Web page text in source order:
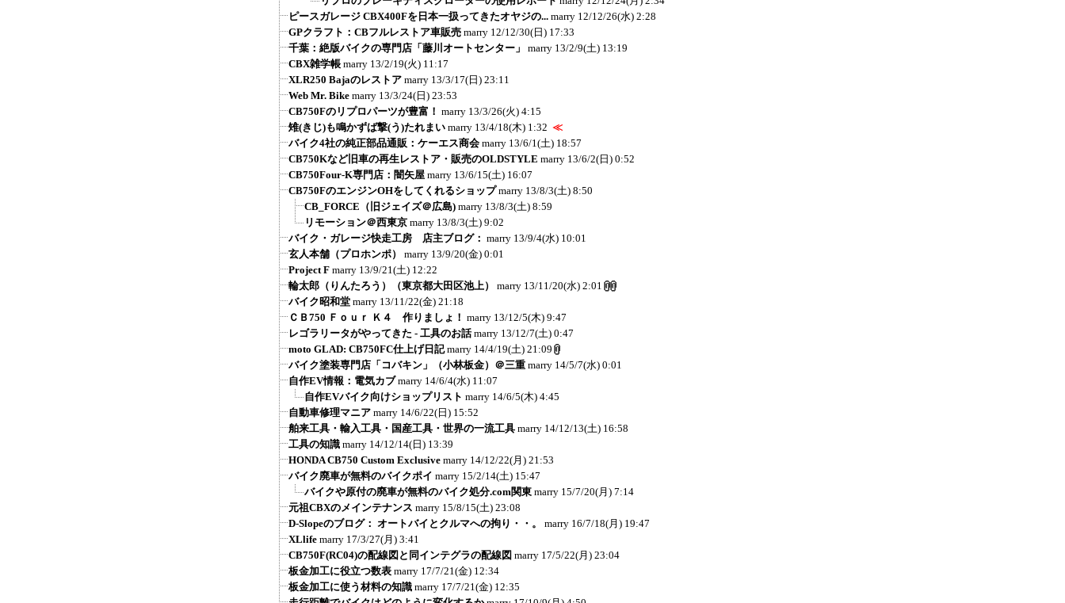
ピースガレージ CBX400Fを日本一扱ってきたオヤジの... marry 12/12/26(水) 2:28
GPクラフト：CBフルレストア車販売 marry 12/12/30(日) 17:33
千葉：絶版バイクの専門店「藤川オートセンター」
marry 13/2/9(土) 13:19
CBX雑学帳 marry 13/2/19(火) 11:17
XLR250 Bajaのレストア marry 13/3/17(日) 23:11
Web Mr. Bike marry 13/3/24(日) 23:53
CB750Fのリプロパーツが豊富！ marry 13/3/26(火) 4:15
雉(きじ)も鳴かずば撃(う)たれまい marry 13/4/18(木) 1:32 ≪
バイク4社の純正部品通販：ケーエス商会 marry 13/6/1(土) 18:57
CB750Kなど旧車の再生レストア・販売のOLDSTYLE marry 13/6/2(日) 0:52
CB750Four-K専門店：闇矢屋 marry 13/6/15(土) 16:07
CB750FのエンジンOHをしてくれるショップ marry 13/8/3(土) 8:50
CB_FORCE（旧ジェイズ＠広島) marry 13/8/3(土) 8:59
リモーション＠西東京 marry 13/8/3(土) 9:02
バイク・ガレージ快走工房 店主ブログ： marry 13/9/4(水) 10:01
玄人本舗（プロホンポ）
marry 13/9/20(金) 0:01
Project F marry 13/9/21(土) 12:22
輪太郎（りんたろう）（東京都大田区池上）
marry 13/11/20(水) 2:01
バイク昭和堂 marry 13/11/22(金) 21:18
ＣＢ750 Ｆｏｕｒ Ｋ４ 作りましょ！ marry 13/12/5(木) 9:47
レゴラリータがやってきた - 工具のお話 marry 13/12/7(土) 0:47
moto GLAD: CB750FC仕上げ日記 marry 14/4/19(土) 21:09
バイク塗装専門店「コバキン」（小林板金）＠三重 marry 14/5/7(水) 0:01
自作EV情報：電気カブ marry 14/6/4(水) 11:07
自作EVバイク向けショップリスト marry 14/6/5(木) 4:45
自動車修理マニア marry 14/6/22(日) 15:52
舶来工具・輸入工具・国産工具・世界の一流工具 marry 14/12/13(土) 16:58
工具の知識 marry 14/12/14(日) 13:39
HONDA CB750 Custom Exclusive marry 14/12/22(月) 21:53
バイク廃車が無料のバイクポイ marry 15/2/14(土) 15:47
バイクや原付の廃車が無料のバイク処分.com関東 marry 15/7/20(月) 7:14
元祖CBXのメインテナンス marry 15/8/15(土) 23:08
D-Slopeのブログ： オートバイとクルマへの拘り・・。
marry 16/7/18(月) 19:47
XLlife marry 17/3/27(月) 3:41
CB750F(RC04)の配線図と同インテグラの配線図 marry 17/5/22(月) 23:04
板金加工に役立つ数表 marry 17/7/21(金) 12:34
板金加工に使う材料の知識 marry 17/7/21(金) 12:35